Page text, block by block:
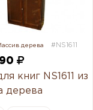
дерева #NS1611
книг NS1611 из
дерева